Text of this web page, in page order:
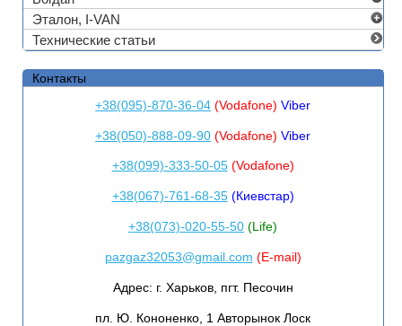
Эталон, I-VAN
Технические статьи
Контакты
+38(095)-870-36-04 (Vodafone)Viber
+38(050)-888-09-90 (Vodafone)Viber
+38(099)-333-50-05(Vodafone)
+38(067)-761-68-35(Киевстар)
+38(073)-020-55-50 (Life)
pazgaz32053@gmail.com (E-mail)
Адрес: г. Харьков, пгт. Песочин
пл. Ю. Кононенко, 1 Авторынок Лоск